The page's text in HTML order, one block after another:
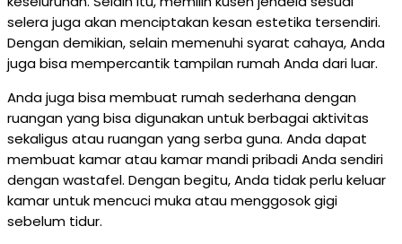
selera juga akan menciptakan kesan estetika tersendiri.
Dengan demikian, selain memenuhi syarat cahaya, Anda
juga bisa mempercantik tampilan rumah Anda dari luar.
Anda juga bisa membuat rumah sederhana dengan
ruangan yang bisa digunakan untuk berbagai aktivitas
sekaligus atau ruangan yang serba guna. Anda dapat
membuat kamar atau kamar mandi pribadi Anda sendiri
dengan wastafel. Dengan begitu, Anda tidak perlu keluar
kamar untuk mencuci muka atau menggosok gigi
sebelum tidur.